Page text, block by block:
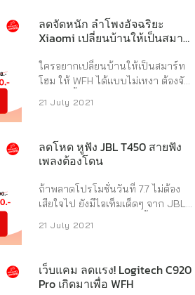
https://shp.ee/gj4m7b3 คืนนี้มี
Xiaomi Mi Capsule Coffee
Machine ครื่องชงกาแฟอัตโนมัติ
ไปช้อปกันได้เลย >>
https://shp.ee/8bf2zqj ...
หมดอดแน่นอนนะจ๊ะ เก็บโค้ดสุดคุ้ม
จาก Shopee คลิ๊ก!
https://shp.ee/ined3e9 กดดูสินค้า
เพิ่มเติมในร้าน iStudio by SPVi ค
ลิ๊ก! https://shp.ee/ryntx2h
Commart คัดมาให้เน้น ๆ กับสินค้า
ของ iStudio by SPVi จะได้ไม่ต้องเสีย
Airpods Gen2 ราคาเหลือเพียง
4,870 บาท ปักหมุดทางไปช้อป
https://shp.ee/4c6ayf9 –
MacBook Air รุ่น 13 นิ้ว ราคาเหลือ
เพียง ...
ลดจัดหนัก ลำโพงอัจฉริยะ
Xiaomi เปลี่ยนบ้านให้เป็นสมา
ใครอยากเปลี่ยนบ้านให้เป็นสมาร์ท
โฮม ให้ WFH ได้แบบไม่เหงา ต้องจัด!
Speaker ลำโพงอัจฉริยะขนาดพกพา
งานด้วยเสียง ตัวเครื่องเป็นสีขาว
ทำให้วางไว้ที่ไหนก็ดูเท่ ตอนนี้ลด
ราคากันแบบจุก ๆ ถึง 57% เหลือแค่
990 บาท จากราคาเต็ม 2,308 บาท
ไปช้อปกันได้เลย
https://shp.ee/xbm8fms ราย
ละเอียดสินค้า – สามารถฟังเพลงหรือ
ภาษาไทย – รองรับการใช้งาน
Google Assistant – มีไฟ LED รอบ
21 July 2021
ลดโหด หูฟัง JBL T450 สายฟัง
เพลงต้องโดน
ถ้าพลาดโปรโมชั่นวันที่ 7.7 ไม่ต้อง
เสียใจไป ยังมีไอเท็มเด็ดๆ จาก JBL
นเอียร์ขนาดเล็ก น้ำหนักเบา ใครที่
เหลือเพียง 690 จากราคาปกติ 1,490
บาท ลดเยอะขนาดนี้ต้องมีไว้สักอัน
แล้วละ ใครอยากได้ต้องจัดเลย
21 July 2021
เว็บแคม ลดแรง! Logitech C920
Pro เกิดมาเพื่อ WFH